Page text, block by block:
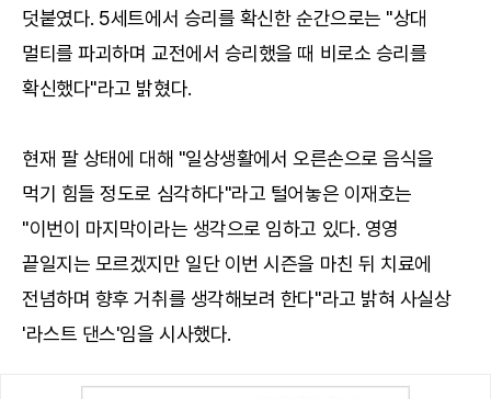
덧붙였다. 5세트에서 승리를 확신한 순간으로는 "상대
멀티를 파괴하며 교전에서 승리했을 때 비로소 승리를
확신했다"라고 밝혔다.
현재 팔 상태에 대해 "일상생활에서 오른손으로 음식을
먹기 힘들 정도로 심각하다"라고 털어놓은 이재호는
"이번이 마지막이라는 생각으로 임하고 있다. 영영
끝일지는 모르겠지만 일단 이번 시즌을 마친 뒤 치료에
전념하며 향후 거취를 생각해보려 한다"라고 밝혀 사실상
'라스트 댄스'임을 시사했다.